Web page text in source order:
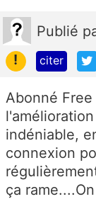
Publié
!
citer
Abonné
indéniable,
connexion
ça